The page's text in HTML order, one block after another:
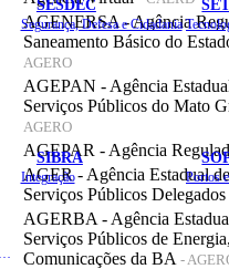
SESDEC
Segurança, Defesa e Cidadania
SIBRA
Integração Portos
AGENERSA - Agência
Saneamento Básico do
AGERO
AGEPAN - Agência
Serviços Públicos do Mato
AGERO
AGEPAR - Agência
AGER - Agência Estadual
Serviços Públicos
AGERBA - Agência
Serviços Públicos de
Comunicações da BA -